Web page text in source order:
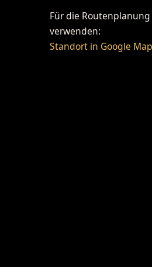
Für die
verwenden:
Standort in Google